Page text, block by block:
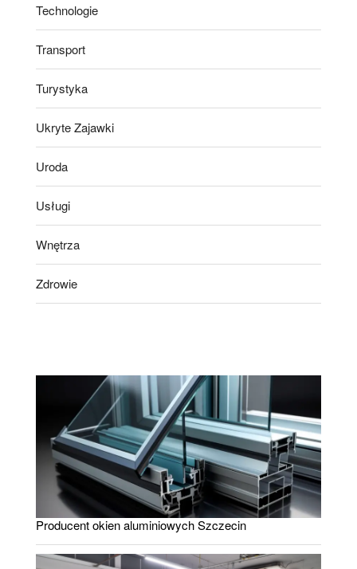
Technologie
Transport
Turystyka
Ukryte Zajawki
Uroda
Usługi
Wnętrza
Zdrowie
Producent okien aluminiowych Szczecin